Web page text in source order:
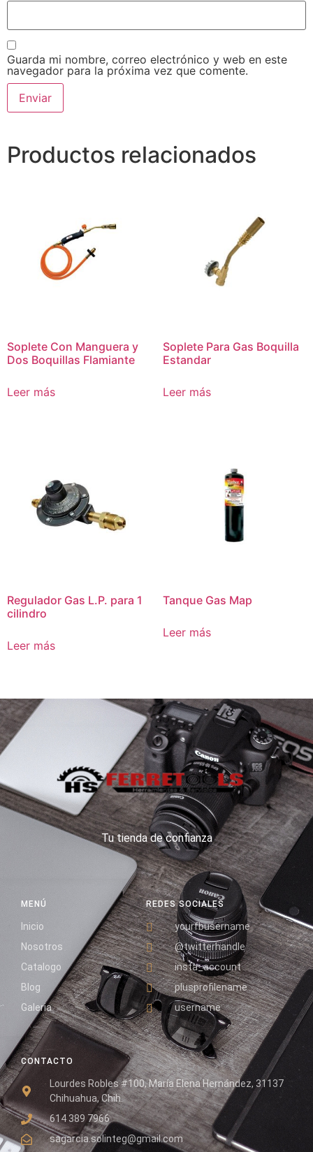
Guarda mi nombre, correo electrónico y web en este
navegador para la próxima vez que comente.
Productos relacionados
Soplete Con Manguera y
Dos Boquillas Flamiante
Leer más
Soplete Para Gas Boquilla
Estandar
Leer más
Regulador Gas L.P. para 1
cilindro
Leer más
Tanque Gas Map
Leer más
CONTACTO
Lourdes Robles #100, María Elena Hernández, 31137
Chihuahua, Chih.
614 389 7966
sagarcia.solinteg@gmail.com
REDES SOCIALES
yourfbusername
@twitterhandle
insta_account
plusprofilename
username
MENÚ
Inicio
Nosotros
Catalogo
Blog
Galeria
Tu tienda de confianza